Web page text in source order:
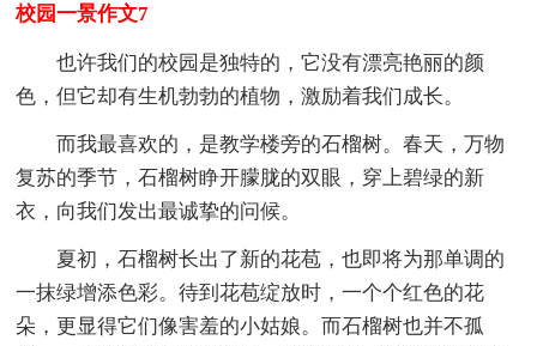
校园一景作文7
也许我们的校园是独特的，它没有漂亮艳丽的颜
色，但它却有生机勃勃的植物，激励着我们成长。
而我最喜欢的，是教学楼旁的石榴树。春天，万物
复苏的季节，石榴树睁开朦胧的双眼，穿上碧绿的新
衣，向我们发出最诚挚的问候。
夏初，石榴树长出了新的花苞，也即将为那单调的
一抹绿增添色彩。待到花苞绽放时，一个个红色的花
朵，更显得它们像害羞的小姑娘。而石榴树也并不孤